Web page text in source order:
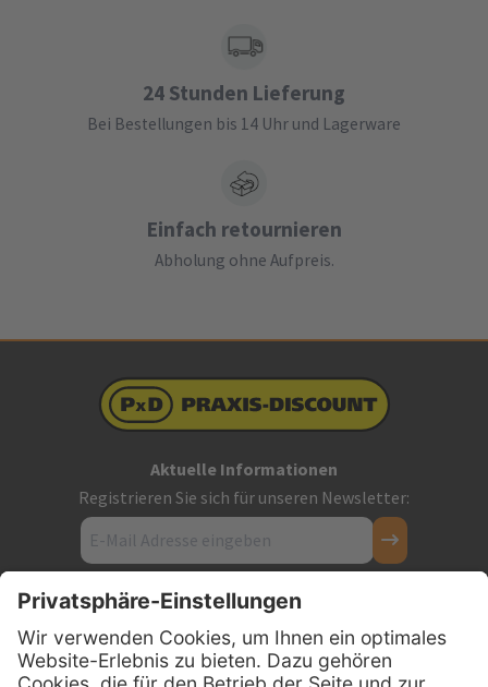
24 Stunden Lieferung
Bei Bestellungen bis 14 Uhr und Lagerware
Einfach retournieren
Abholung ohne Aufpreis.
Aktuelle Informationen
Registrieren Sie sich für unseren Newsletter:
Kontakt
Firmensitz
PxD Praxis-Discount GmbH